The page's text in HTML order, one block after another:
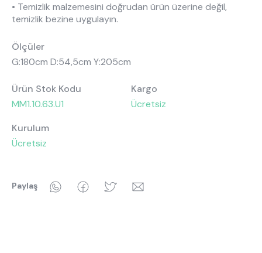
• Temizlik malzemesini doğrudan ürün üzerine değil,
temizlik bezine uygulayın.
Ölçüler
G:180cm D:54,5cm Y:205cm
Ürün Stok Kodu
MM1.10.63.U1
Kargo
Ücretsiz
Kurulum
Ücretsiz
Paylaş WhatsAppFacebookTwitter